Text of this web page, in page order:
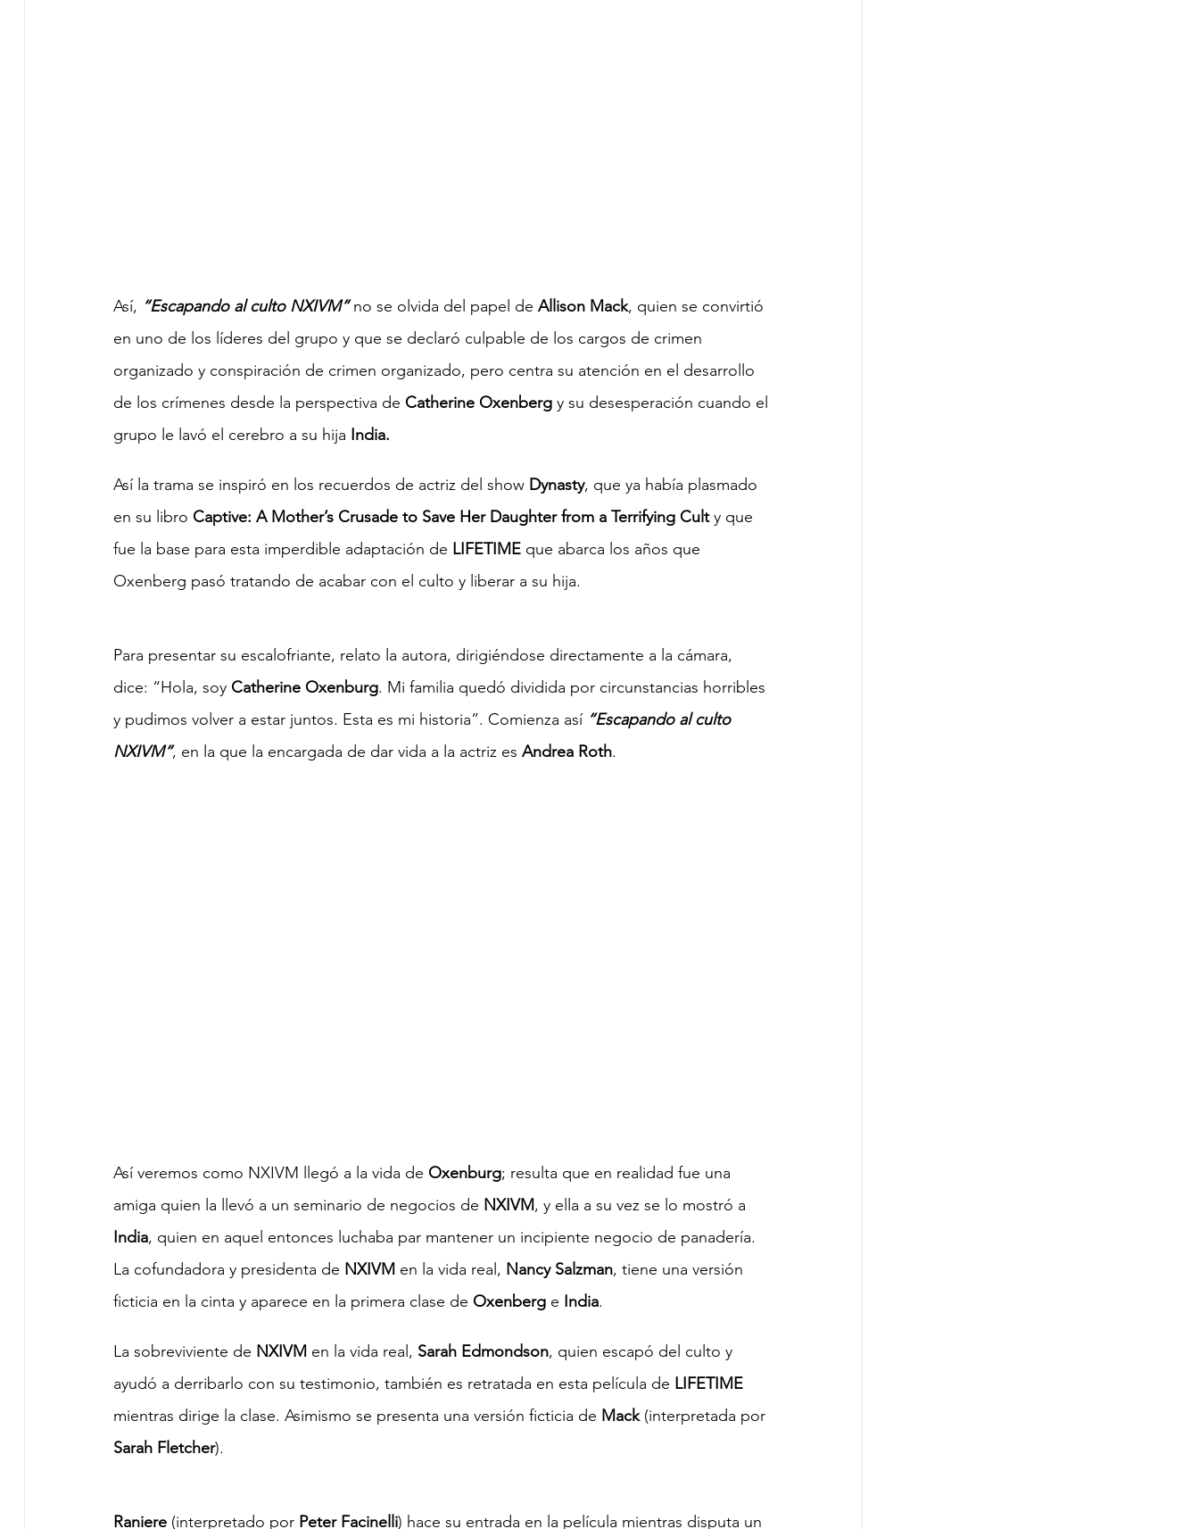
Así, “Escapando al culto NXIVM” no se olvida del papel de Allison Mack, quien se convirtió
en uno de los líderes del grupo y que se declaró culpable de los cargos de crimen
organizado y conspiración de crimen organizado, pero centra su atención en el desarrollo
de los crímenes desde la perspectiva de Catherine Oxenberg y su desesperación cuando el
grupo le lavó el cerebro a su hija India.
Así la trama se inspiró en los recuerdos de actriz del show Dynasty, que ya había plasmado
en su libro Captive: A Mother’s Crusade to Save Her Daughter from a Terrifying Cult y que
fue la base para esta imperdible adaptación de LIFETIME que abarca los años que
Oxenberg pasó tratando de acabar con el culto y liberar a su hija.
Para presentar su escalofriante, relato la autora, dirigiéndose directamente a la cámara,
dice: “Hola, soy Catherine Oxenburg. Mi familia quedó dividida por circunstancias horribles
y pudimos volver a estar juntos. Esta es mi historia”. Comienza así “Escapando al culto
NXIVM”, en la que la encargada de dar vida a la actriz es Andrea Roth.
Así veremos como NXIVM llegó a la vida de Oxenburg; resulta que en realidad fue una
amiga quien la llevó a un seminario de negocios de NXIVM, y ella a su vez se lo mostró a
India, quien en aquel entonces luchaba par mantener un incipiente negocio de panadería.
La cofundadora y presidenta de NXIVM en la vida real, Nancy Salzman, tiene una versión
ficticia en la cinta y aparece en la primera clase de Oxenberg e India.
La sobreviviente de NXIVM en la vida real, Sarah Edmondson, quien escapó del culto y
ayudó a derribarlo con su testimonio, también es retratada en esta película de LIFETIME
mientras dirige la clase. Asimismo se presenta una versión ficticia de Mack (interpretada por
Sarah Fletcher).
Raniere (interpretado por Peter Facinelli) hace su entrada en la película mientras disputa un